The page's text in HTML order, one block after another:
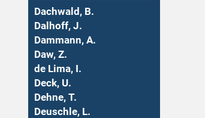
Dachwald, B.
Dalhoff, J.
Dammann, A.
Daw, Z.
de Lima, I.
Deck, U.
Dehne, T.
Deuschle, L.